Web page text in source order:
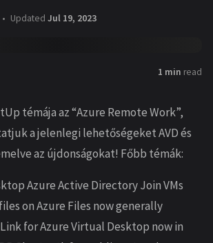
Updated Jul 19, 2023
1 min read
témája az “Azure Remote Work”,
a jelenlegi lehetőségeket AVD és
az újdonságokat! Főbb témák:
Azure Active Directory Join VMs
on Azure Files now generally
for Azure Virtual Desktop now in